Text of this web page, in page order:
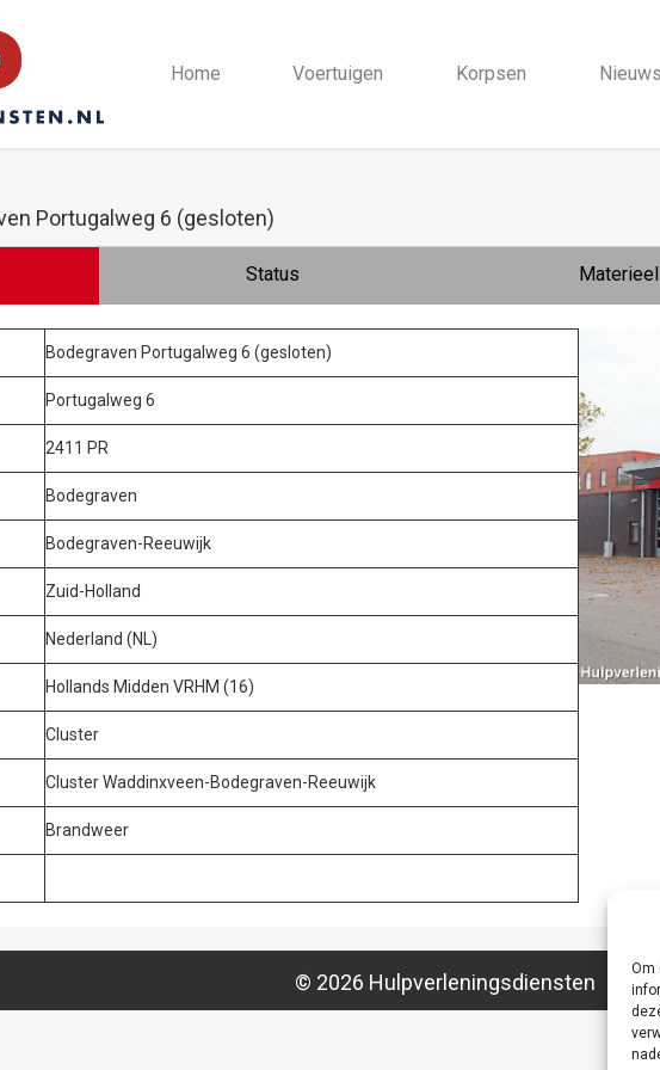
Om
Home Voertuigen Korpsen Nieuws
Portugalweg 6 (gesloten)
Status Materieel
Bodegraven Portugalweg 6 (gesloten)
Portugalweg 6
2411 PR
Bodegraven
Bodegraven-Reeuwijk
Zuid-Holland
Nederland (NL)
Hollands Midden VRHM (16)
Cluster
Cluster Waddinxveen-Bodegraven-Reeuwijk
Brandweer
© 2026 Hulpverleningsdiensten